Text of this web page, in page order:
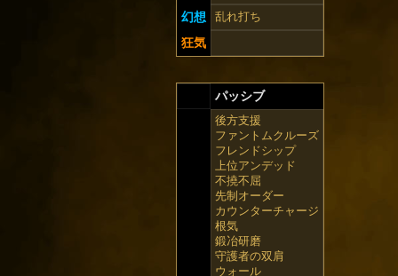
幻想 乱れ打ち
狂気
パッシブ
後方支援
ファントムクルーズ
フレンドシップ
上位アンデッド
不撓不屈
先制オーダー
カウンターチャージ
根気
鍛冶研磨
守護者の双肩
ウォール